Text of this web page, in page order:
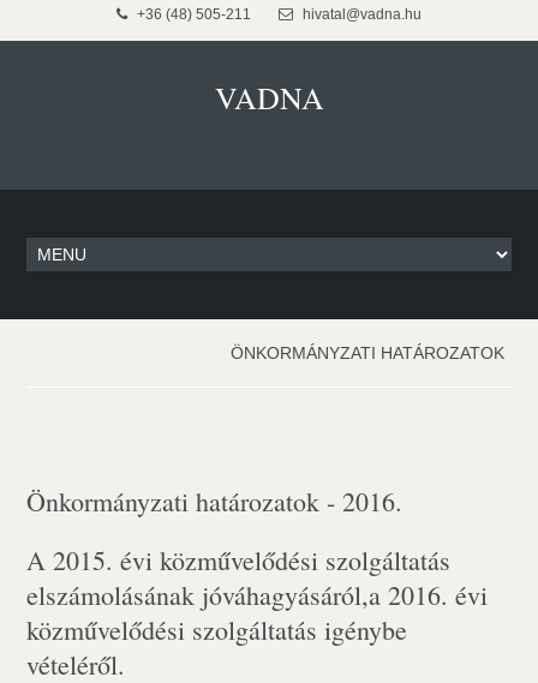
+36 (48) 505-211 hivatal@vadna.hu
VADNA
ÖNKORMÁNYZATI HATÁROZATOK
Önkormányzati határozatok - 2016.
A 2015. évi közművelődési szolgáltatás
elszámolásának jóváhagyásáról,a 2016. évi
közművelődési szolgáltatás igénybe
vételéről.